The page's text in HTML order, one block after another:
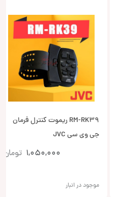
RM-RK39 ریموت کنترل فرمان
جی وی سی JVC
1,050,000 تومان
موجود در انبار